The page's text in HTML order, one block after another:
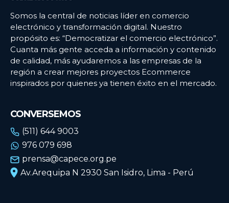
Somos la central de noticias líder en comercio
electrónico y transformación digital. Nuestro
propósito es: “Democratizar el comercio electrónico”.
Cuanta más gente acceda a información y contenido
de calidad, más ayudaremos a las empresas de la
región a crear mejores proyectos Ecommerce
inspirados por quienes ya tienen éxito en el mercado.
CONVERSEMOS
(511) 644 9003
976 079 698
prensa@capece.org.pe
Av.Arequipa N 2930 San Isidro, Lima - Perú